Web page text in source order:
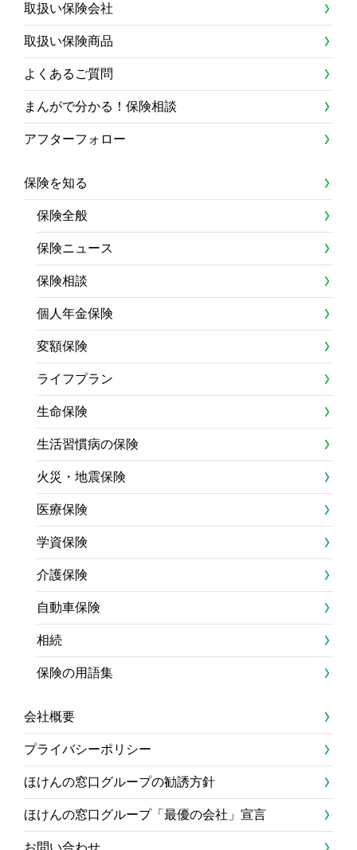
取扱い保険会社
取扱い保険商品
よくあるご質問
まんがで分かる！保険相談
アフターフォロー
保険を知る
保険全般
保険ニュース
保険相談
個人年金保険
変額保険
ライフプラン
生命保険
生活習慣病の保険
火災・地震保険
医療保険
学資保険
介護保険
自動車保険
相続
保険の用語集
会社概要
プライバシーポリシー
ほけんの窓口グループの勧誘方針
ほけんの窓口グループ「最優の会社」宣言
お問い合わせ